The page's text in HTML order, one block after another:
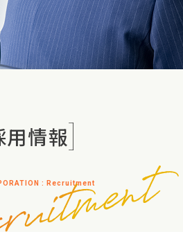
用情報
: Recruitment